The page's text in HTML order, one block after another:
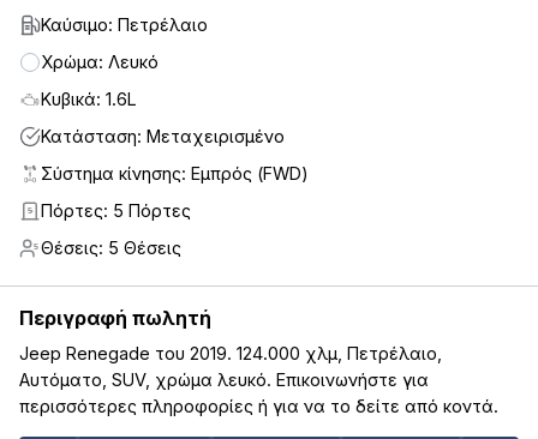
Καύσιμο: Πετρέλαιο
Χρώμα: Λευκό
Κυβικά: 1.6L
Κατάσταση: Μεταχειρισμένο
Σύστημα κίνησης: Εμπρός (FWD)
5 Πόρτες: 5 Πόρτες
5 Θέσεις: 5 Θέσεις
Περιγραφή πωλητή
Jeep Renegade του 2019. 124.000 χλμ, Πετρέλαιο,
Αυτόματο, SUV, χρώμα λευκό. Επικοινωνήστε για
περισσότερες πληροφορίες ή για να το δείτε από κοντά.